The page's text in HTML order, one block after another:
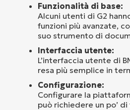
Funzionalità di base:
Alcuni utenti di G2
funzioni più avanzate,
suo strumento di
Interfaccia utente:
L’interfaccia utente di
resa più semplice in
Configurazione:
Configurare la
può richiedere un po’